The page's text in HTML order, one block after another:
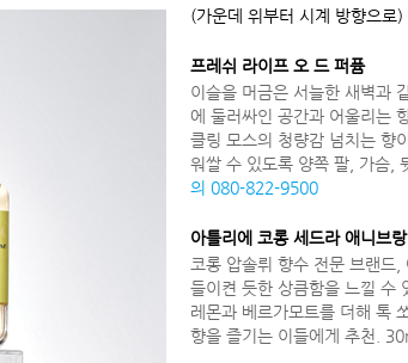
(가운데 위부터 시계 방향으로)
프레쉬 라이프 오 드 퍼퓸
이슬을 머금은 서늘한 새벽과
에 둘러싸인 공간과 어울리는
클링 모스의 청량감 넘치는 향
워쌀 수 있도록 양쪽 팔, 가슴,
의 080-822-9500
아틀리에 코롱 세드라 애니브랑
코롱 압솔뤼 향수 전문 브랜드
들이켠 듯한 상큼함을 느낄 수
레몬과 베르가모트를 더해 톡
향을 즐기는 이들에게 추천.